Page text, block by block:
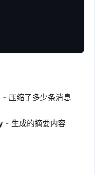
- 压缩了多少条消息
- 生成的摘要内容